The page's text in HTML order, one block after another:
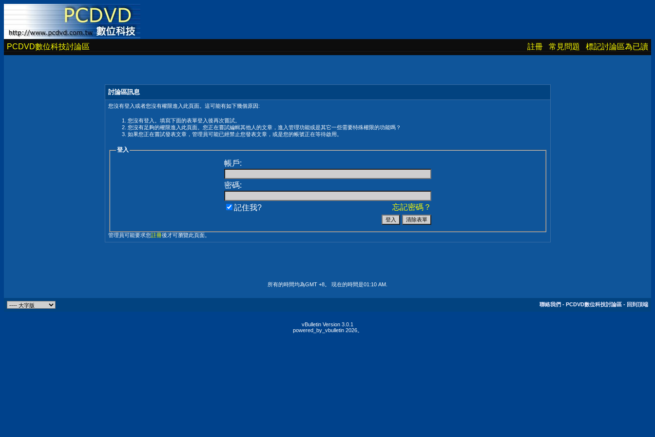
PCDVD數位科技討論區 註冊 常見問題 標記討論區為已讀
討論區訊息
您沒有登入或者您沒有權限進入此頁面。這可能有如下幾個原因:
您沒有登入。填寫下面的表單登入後再次嘗試。
您沒有足夠的權限進入此頁面。您正在嘗試編輯其他人的文章，進入管理功能或是其它一些需要特殊權限的功能嗎？
如果您正在嘗試發表文章，管理員可能已經禁止您發表文章，或是您的帳號正在等待啟用。
登入
帳戶:
密碼:
忘記密碼？
記住我?
管理員可能要求您註冊後才可瀏覽此頁面。
所有的時間均為GMT +8。 現在的時間是01:10 AM
聯絡我們 - PCDVD數位科技討論區 - 回到頂端
vBulletin Version 3.0.1
powered_by_vbulletin 2026。